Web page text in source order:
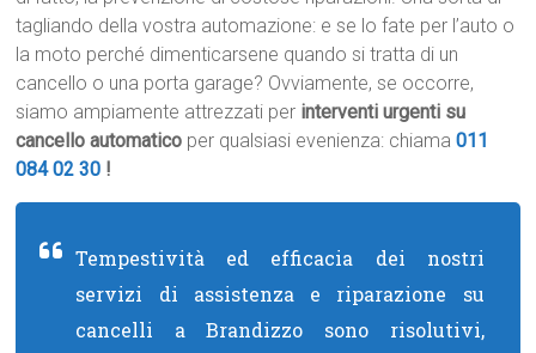
tagliando della vostra automazione: e se lo fate per l’auto o
la moto perché dimenticarsene quando si tratta di un
cancello o una porta garage? Ovviamente, se occorre,
siamo ampiamente attrezzati per interventi urgenti su
cancello automatico per qualsiasi evenienza: chiama011
084 02 30 !
Tempestività ed efficacia dei nostri
servizi di assistenza e riparazione su
cancelli a Brandizzo sono risolutivi,